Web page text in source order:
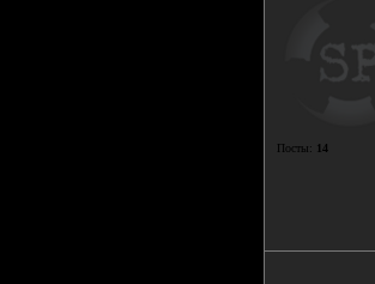
Посты: 14